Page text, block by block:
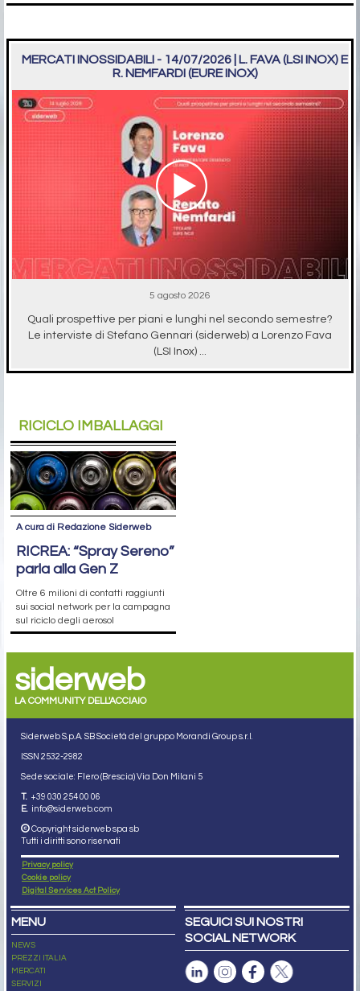
MERCATI INOSSIDABILI - 14/07/2026 | L. FAVA (LSI INOX) E
R. NEMFARDI (EURE INOX)
5 agosto 2026
Quali prospettive per piani e lunghi nel secondo semestre?
Le interviste di Stefano Gennari (siderweb) a Lorenzo Fava
(LSI Inox) ...
RICICLO IMBALLAGGI
A cura di Redazione Siderweb
RICREA: “Spray Sereno”
parla alla Gen Z
Oltre 6 milioni di contatti raggiunti
sui social network per la campagna
sul riciclo degli aerosol
siderweb
LA COMMUNITY DELL'ACCIAIO
Siderweb S.p.A. SB Società del gruppo Morandi Group s.r.l.
ISSN 2532-2982
Sede sociale: Flero (Brescia) Via Don Milani 5
T. +39 030 254 00 06
E. info@siderweb.com
Copyright siderweb spa sb
Tutti i diritti sono riservati
Privacy policy
Cookie policy
Digital Services Act Policy
MENU
NEWS
PREZZI ITALIA
MERCATI
SERVIZI
SEGUICI SUI NOSTRI
SOCIAL NETWORK